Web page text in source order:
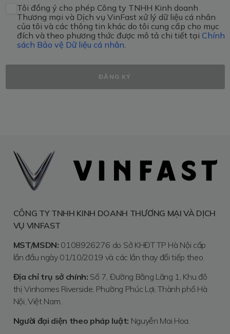
Tôi đồng ý cho phép Công ty TNHH Kinh doanh
Thương mại và Dịch vụ VinFast xử lý dữ liệu cá nhân
của tôi và các thông tin khác do tôi cung cấp cho mục
đích và theo phương thức được mô tả chi tiết tại Chính
sách Bảo vệ Dữ liệu cá nhân.
ĐĂNG KÝ
CÔNG TY TNHH KINH DOANH THƯƠNG MẠI VÀ DỊCH
VỤ VINFAST
MST/MSDN: 0108926276 do Sở KHĐT TP Hà Nội cấp
lần đầu ngày 01/10/2019 và các lần thay đổi tiếp theo.
Địa chỉ trụ sở chính: Số 7, Đường Bằng Lăng 1, Khu đô
thị Vinhomes Riverside, Phường Phúc Lợi, Thành phố Hà
Nội, Việt Nam.
Người đại diện theo pháp luật: Nguyễn Mai Hoa.